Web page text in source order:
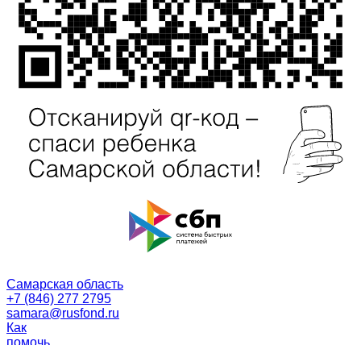
Самарская область
+7 (846) 277 2795
samara@rusfond.ru
Как